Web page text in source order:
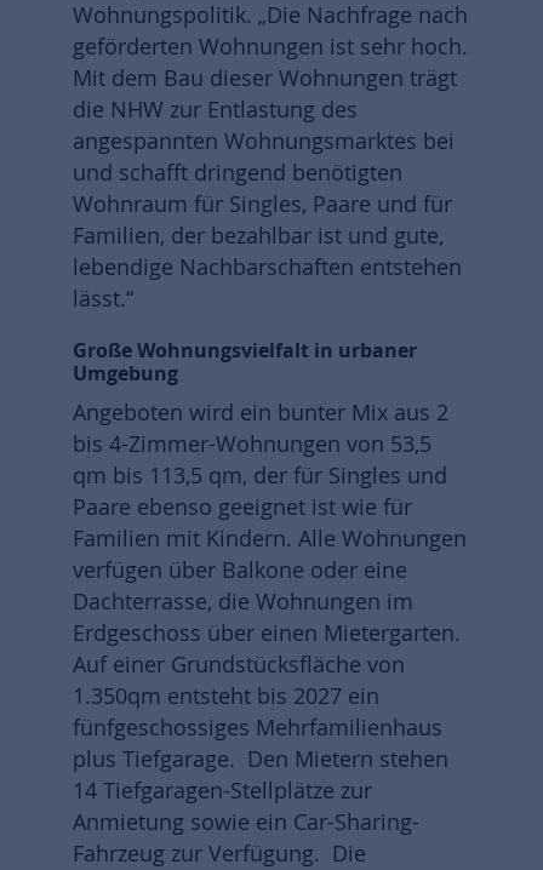
Wohnungspolitik. „Die Nachfrage nach
geförderten Wohnungen ist sehr hoch.
Mit dem Bau dieser Wohnungen trägt
die NHW zur Entlastung des
angespannten Wohnungsmarktes bei
und schafft dringend benötigten
Wohnraum für Singles, Paare und für
Familien, der bezahlbar ist und gute,
lebendige Nachbarschaften entstehen
lässt.“
Große Wohnungsvielfalt in urbaner
Umgebung
Angeboten wird ein bunter Mix aus 2
bis 4-Zimmer-Wohnungen von 53,5
qm bis 113,5 qm, der für Singles und
Paare ebenso geeignet ist wie für
Familien mit Kindern. Alle Wohnungen
verfügen über Balkone oder eine
Dachterrasse, die Wohnungen im
Erdgeschoss über einen Mietergarten.
Auf einer Grundstücksfläche von
1.350qm entsteht bis 2027 ein
fünfgeschossiges Mehrfamilienhaus
plus Tiefgarage. Den Mietern stehen
14 Tiefgaragen-Stellplätze zur
Anmietung sowie ein Car-Sharing-
Fahrzeug zur Verfügung. Die